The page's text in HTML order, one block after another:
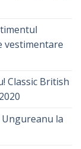
vestimentare
Classic British
Ungureanu la